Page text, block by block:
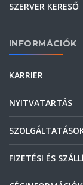
SZERVER KERESŐ
INFORMÁCIÓK
KARRIER
NYITVATARTÁS
FIZETÉSI ÉS